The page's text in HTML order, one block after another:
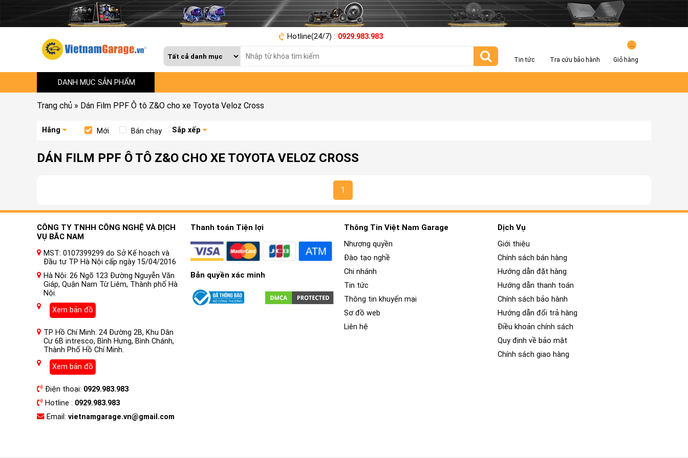
Hotline(24/7) : 0929.983.983
Tin tức Tra cứu bảo hành Giỏ hàng
DANH MỤC SẢN PHẨM
Trang chủ » Dán Film PPF Ô tô Z&O cho xe Toyota Veloz Cross
Hãng Mới Bán chạy Sắp xếp
DÁN FILM PPF Ô TÔ Z&O CHO XE TOYOTA VELOZ CROSS
1
CÔNG TY TNHH CÔNG NGHỆ VÀ DỊCH
VỤ BẮC NAM
MST: 0107399299 do Sở Kế hoạch và
Đầu tư TP Hà Nội cấp ngày 15/04/2016
Hà Nội: 26 Ngõ 123 Đường Nguyễn Văn
Giáp, Quận Nam Từ Liêm, Thành phố Hà
Nội.
Xem bản đồ
TP Hồ Chí Minh: 24 Đường 2B, Khu Dân
Cư 6B intresco, Bình Hưng, Bình Chánh,
Thành Phố Hồ Chí Minh.
Xem bản đồ
Điện thoại: 0929.983.983
Hotline : 0929.983.983
Email: vietnamgarage.vn@gmail.com
Thanh toán Tiện lợi
Bản quyền xác minh
Thông Tin Việt Nam Garage
Nhượng quyền
Đào tạo nghề
Chi nhánh
Tin tức
Thông tin khuyến mại
Sơ đồ web
Liên hệ
Dịch Vụ
Giới thiệu
Chính sách bán hàng
Hướng dẫn đặt hàng
Hướng dẫn thanh toán
Chính sách bảo hành
Hướng dẫn đổi trả hàng
Điều khoản chính sách
Quy định về bảo mật
Chính sách giao hàng